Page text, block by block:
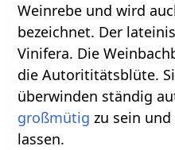
Weinrebe und wird
bezeichnet. Der
Vinifera. Die
die Autorititätsblüte.
überwinden ständig
großmütig zu sein
lassen.